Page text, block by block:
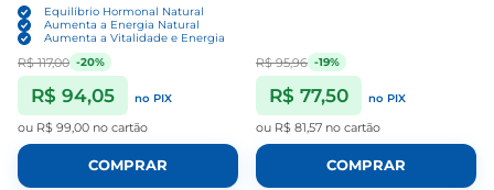
Equilíbrio Hormonal Natural
Aumenta a Energia Natural
Aumenta a Vitalidade e Energia
R$ 117,00 -20%
R$ 94,05 no PIX
ou R$ 99,00 no cartão
COMPRAR
R$ 95,96 -19%
R$ 77,50 no PIX
ou R$ 81,57 no cartão
COMPRAR